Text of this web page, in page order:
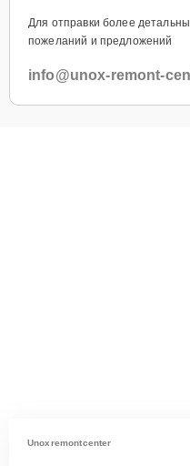
Для отправки более
пожеланий и предложений
info@unox-remont-
Unoxremontcenter